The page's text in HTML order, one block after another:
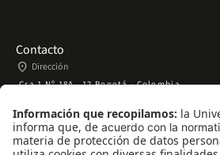
Contacto
place Dirección
Cra 1 Nº 18A - 12 Bogotá - Colombia
+57 (601) 339 49 49 ext. 2110
mail Correo